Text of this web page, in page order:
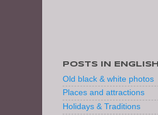
POSTS IN ENGLISH
Old black & white photos
Places and attractions
Holidays & Traditions